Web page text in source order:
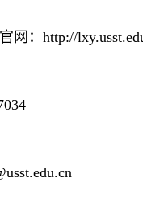
网： http://